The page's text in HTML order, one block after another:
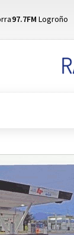
97.7FM Logroño